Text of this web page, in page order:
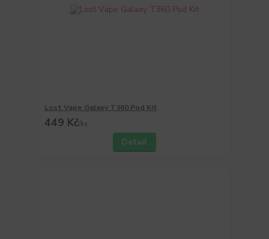
Lost Vape Galaxy T360 Pod Kit
449 Kč/ks
Detail